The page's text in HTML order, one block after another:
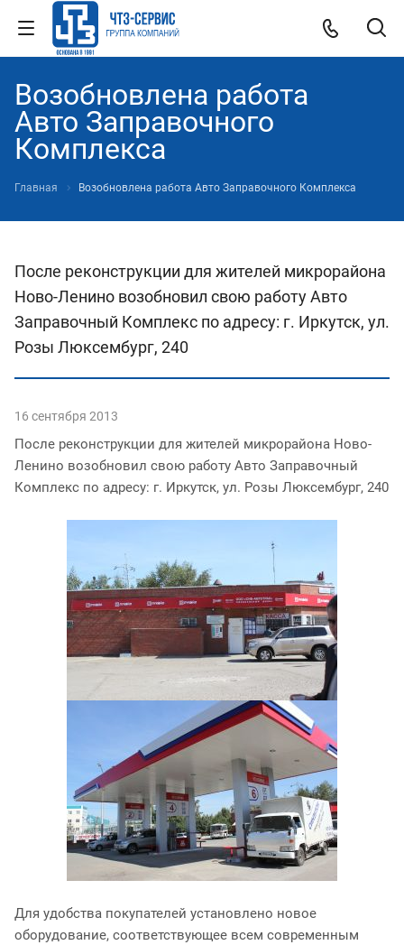
Возобновлена работа
Авто Заправочного
Комплекса
Главная Возобновлена работа Авто Заправочного Комплекса
После реконструкции для жителей микрорайона
Ново-Ленино возобновил свою работу Авто
Заправочный Комплекс по адресу: г. Иркутск, ул.
Розы Люксембург, 240
16 сентября 2013
После реконструкции для жителей микрорайона Ново-
Ленино возобновил свою работу Авто Заправочный
Комплекс по адресу: г. Иркутск, ул. Розы Люксембург, 240
Для удобства покупателей установлено новое
оборудование, соответствующее всем современным